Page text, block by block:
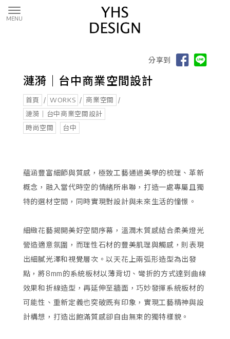
首頁 / WORKS / 商業空間
/
漣漪｜台中商業空間設計
漣漪｜台中商業空間設計
分享到
蘊涵豐富細節與質感，極致工藝通過美學的梳理、革新
概念，融入當代時空的情緒所串聯，打造一處專屬且獨
特的選材空間，同時實現對設計與未來生活的憧憬。
細緻花藝揭開美好空間序幕，溫潤木質感結合柔美燈光
營造適意氛圍，而理性石材的豐美肌理與觸感，則表現
出細膩光澤和視覺層次。以天花上兩弧形造型為出發
點，將8mm的系統板材以薄背切、彎折的方式達到曲線
效果和折線造型，再延伸至牆面，巧妙發揮系統板材的
可能性、重新定義也突破既有印象，實現工藝精神與設
計構想，打造出飽滿質感卻自由無束的獨特樣貌。
時尚空間 台中